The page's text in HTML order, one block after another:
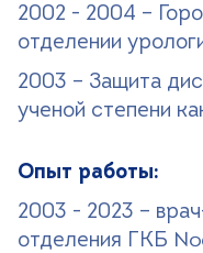
2002 - 2004 –
отделении
2003 – Защита
ученой степени
Опыт работы:
2003 - 2023 –
отделения ГКБ